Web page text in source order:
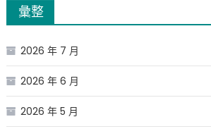
彙整
2026 年 7 月
2026 年 6 月
2026 年 5 月